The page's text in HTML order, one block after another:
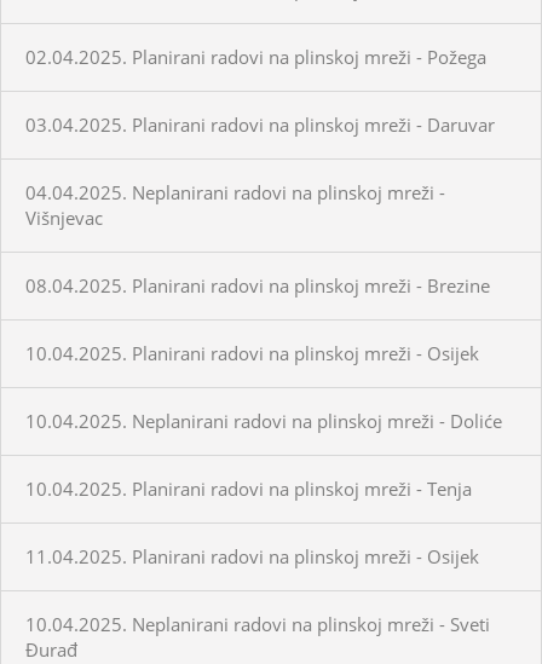
02.04.2025. Planirani radovi na plinskoj mreži - Požega
03.04.2025. Planirani radovi na plinskoj mreži - Daruvar
04.04.2025. Neplanirani radovi na plinskoj mreži -
Višnjevac
08.04.2025. Planirani radovi na plinskoj mreži - Brezine
10.04.2025. Planirani radovi na plinskoj mreži - Osijek
10.04.2025. Neplanirani radovi na plinskoj mreži - Doliće
10.04.2025. Planirani radovi na plinskoj mreži - Tenja
11.04.2025. Planirani radovi na plinskoj mreži - Osijek
10.04.2025. Neplanirani radovi na plinskoj mreži - Sveti
Đurađ